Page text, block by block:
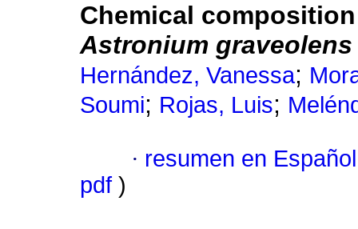
Chemical
Astronium graveolens
Hernández, Vanessa;
Soumi; Rojas, Luis;
· resumen en Español
pdf )